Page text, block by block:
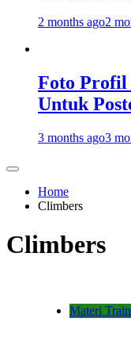
2 months ago2
Foto Profil
Untuk
3 months ago3
Home
Climbers
Climbers
Materi